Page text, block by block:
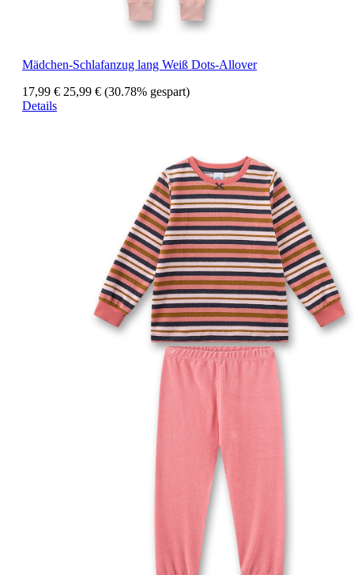
Mädchen-Schlafanzug lang Weiß Dots-Allover
17,99 € 25,99 € (30.78% gespart)
Details